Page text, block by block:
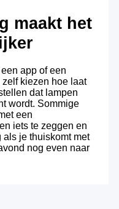
maakt het
app of een
kiezen hoe laat
dat lampen
wordt. Sommige
een
iets te zeggen en
je thuiskomt met
nog even naar